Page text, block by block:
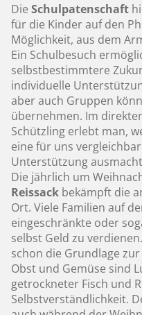
Die Schulpatenschaft
für die Kinder auf den
Möglichkeit, aus dem
Ein Schulbesuch
selbstbestimmtere
individuelle
aber auch Gruppen
übernehmen. Im
Schützling erlebt man,
eine für uns
Unterstützung
Die jährlich um
Reissack bekämpft die
Ort. Viele Familien auf
eingeschränkte oder
selbst Geld zu
schon die Grundlage
Obst und Gemüse sind
getrockneter Fisch und
Selbstverständlichkeit.